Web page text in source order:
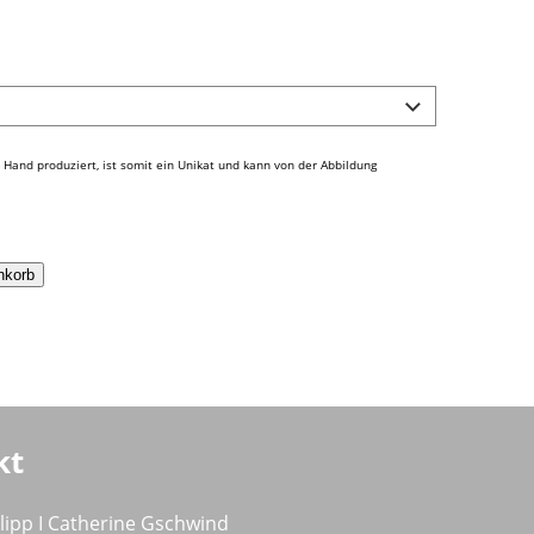
produziert, ist somit ein Unikat und kann von der Abbildung
I Catherine Gschwind